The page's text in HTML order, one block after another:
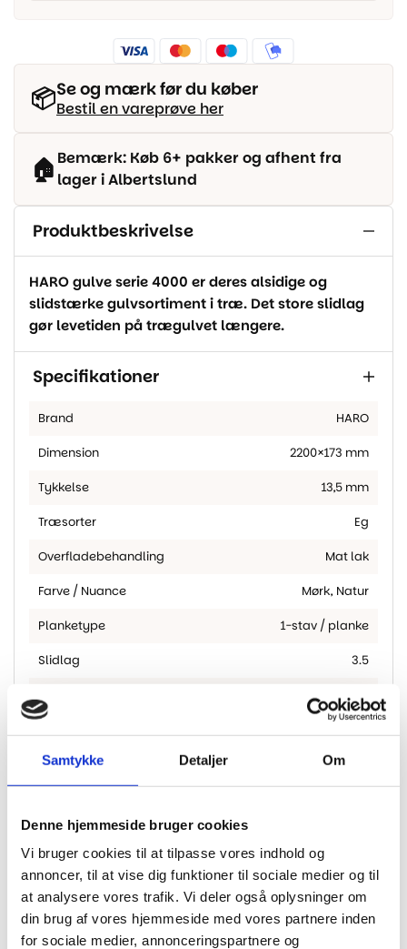
Samtykke Detaljer Om
Denne hjemmeside bruger cookies
Vi bruger cookies til at tilpasse vores indhold og
annoncer, til at vise dig funktioner til sociale medier og til
at analysere vores trafik. Vi deler også oplysninger om
din brug af vores hjemmeside med vores partnere inden
for sociale medier, annonceringspartnere og
📦Se og mærk før du køber
Bestil en vareprøve her
🏠 Bemærk: Køb 6+ pakker og afhent fra
lager i Albertslund
Produktbeskrivelse
HARO gulve serie 4000 er deres alsidige og
slidstærke gulvsortiment i træ. Det store slidlag
gør levetiden på trægulvet længere.
Specifikationer
Brand HARO
Dimension 2200×173 mm
Tykkelse 13,5 mm
Træsorter Eg
Overfladebehandling Mat lak
Farve / Nuance Mørk, Natur
Planketype 1-stav / planke
Slidlag 3.5
Montering
Top connect klik system 5G –
utrolig nemt at montere
Andre har også kigget